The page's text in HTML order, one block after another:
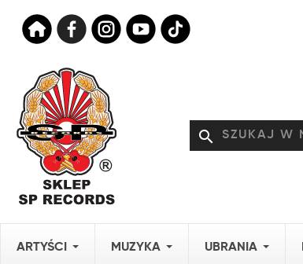
search
ARTYŚCI MUZYKA UBRANIA